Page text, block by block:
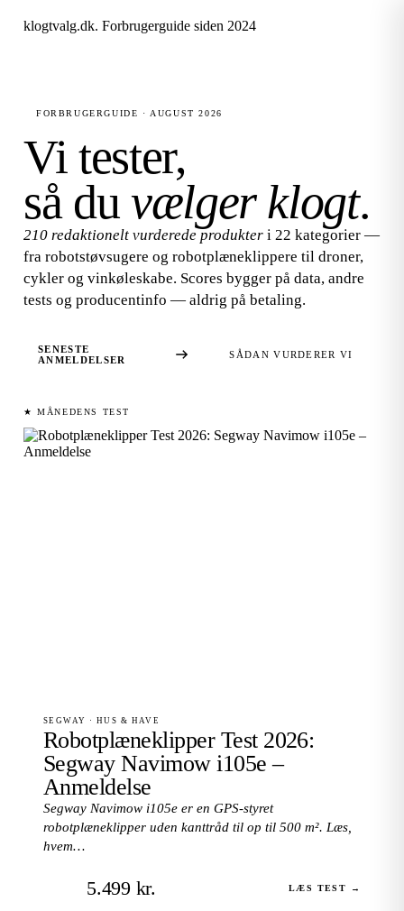
klogtvalg.dk. Forbrugerguide siden 2024
FORBRUGERGUIDE · AUGUST 2026
Vi tester,
så du vælger klogt.
210 redaktionelt vurderede produkter i 22 kategorier —
fra robotstøvsugere og robotplæneklippere til droner,
cykler og vinkøleskabe. Scores bygger på data, andre
tests og producentinfo — aldrig på betaling.
SENESTE
ANMELDELSER
SÅDAN VURDERER VI
★ MÅNEDENS TEST
SEGWAY · HUS & HAVE
Robotplæneklipper Test 2026:
Segway Navimow i105e –
Anmeldelse
Segway Navimow i105e er en GPS-styret
robotplæneklipper uden kanttråd til op til 500 m². Læs,
hvem…
5.499 kr. LÆS TEST →